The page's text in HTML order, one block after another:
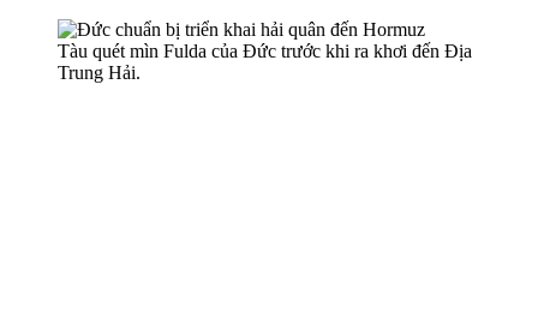
Tàu quét mìn Fulda của Đức trước khi ra khơi đến Địa
Trung Hải.